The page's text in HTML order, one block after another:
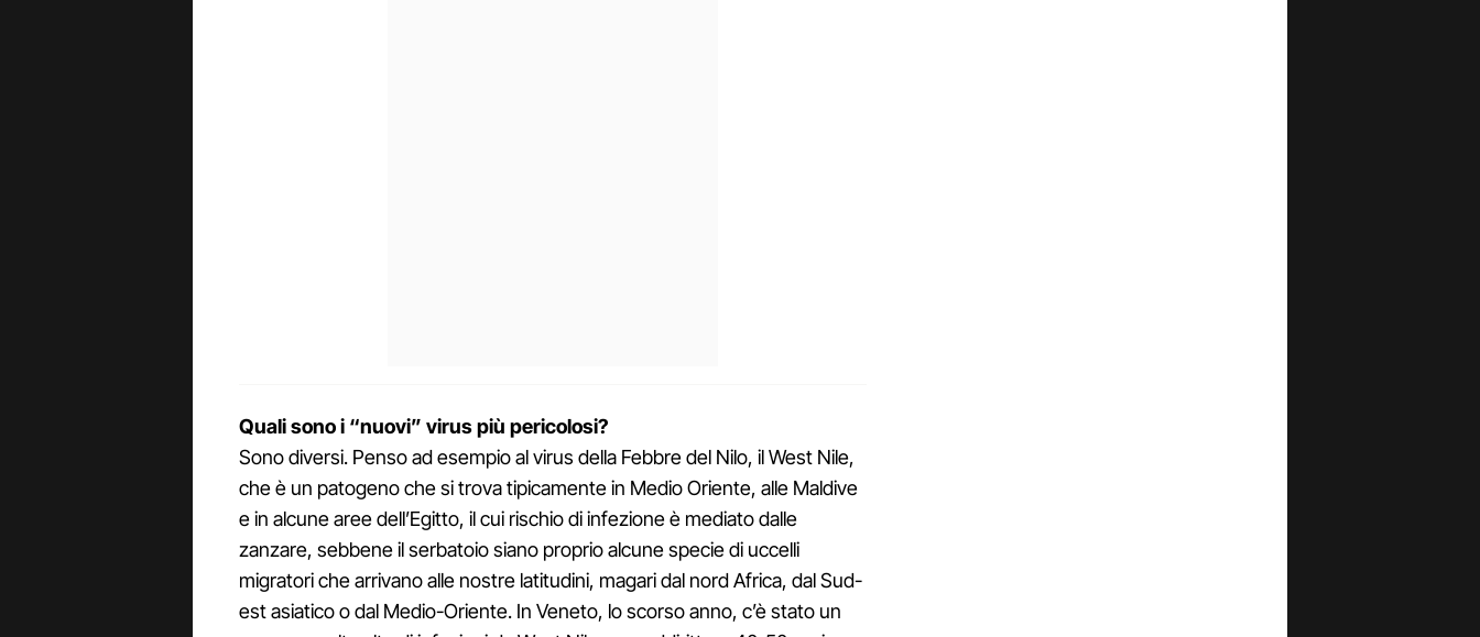
Quali sono i “nuovi” virus più pericolosi?
Sono diversi. Penso ad esempio al virus della Febbre del Nilo, il West Nile,
che è un patogeno che si trova tipicamente in Medio Oriente, alle Maldive
e in alcune aree dell’Egitto, il cui rischio di infezione è mediato dalle
zanzare, sebbene il serbatoio siano proprio alcune specie di uccelli
migratori che arrivano alle nostre latitudini, magari dal nord Africa, dal Sud-
est asiatico o dal Medio-Oriente. In Veneto, lo scorso anno, c’è stato un